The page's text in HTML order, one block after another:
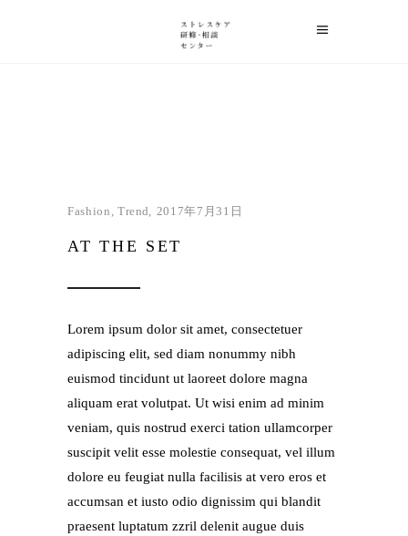
Fashion , Trend 2017年7月31日
AT THE SET
Lorem ipsum dolor sit amet, consectetuer
adipiscing elit, sed diam nonummy nibh
euismod tincidunt ut laoreet dolore magna
aliquam erat volutpat. Ut wisi enim ad minim
veniam, quis nostrud exerci tation ullamcorper
suscipit velit esse molestie consequat, vel illum
dolore eu feugiat nulla facilisis at vero eros et
accumsan et iusto odio dignissim qui blandit
praesent luptatum zzril delenit augue duis